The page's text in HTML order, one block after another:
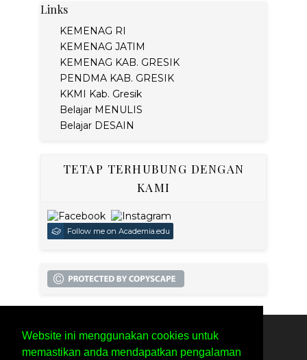
Website ini menggunakan cookies untuk
memastikan anda mendapatkan pengalaman
Links
KEMENAG RI
KEMENAG JATIM
KEMENAG KAB. GRESIK
PENDMA KAB. GRESIK
KKMI Kab. Gresik
Belajar MENULIS
Belajar DESAIN
TETAP TERHUBUNG DENGAN
KAMI
Follow me on Academia.edu
SITEMAP PRIVACY POLICY